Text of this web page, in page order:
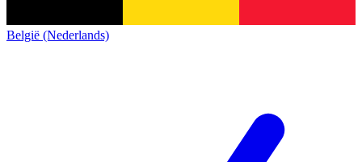
België (Nederlands)